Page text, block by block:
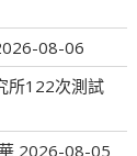
08-06
所122次測試
2026-08-05